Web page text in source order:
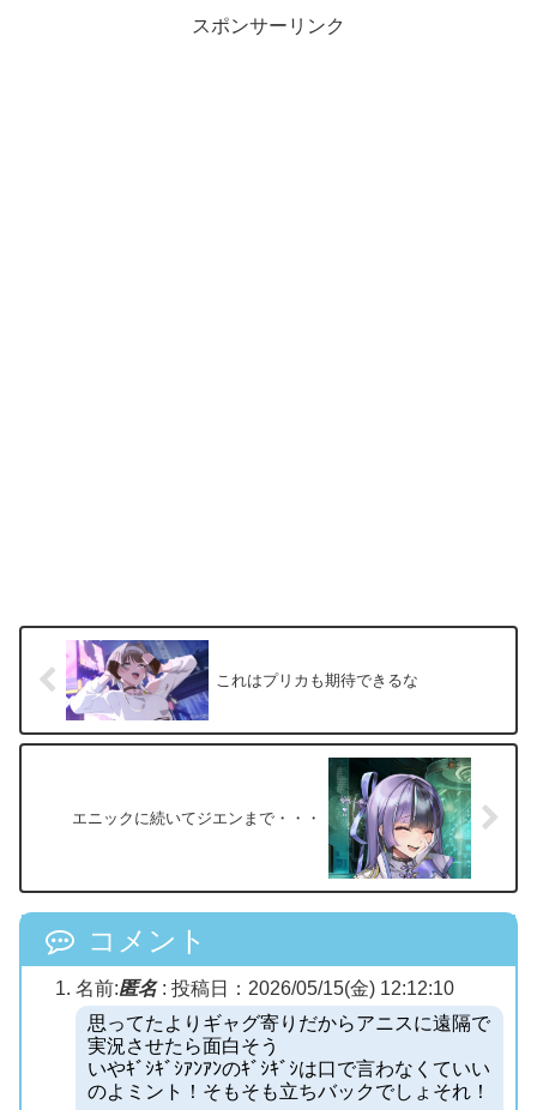
スポンサーリンク
これはプリカも期待できるな
エニックに続いてジエンまで・・・
コメント
名前:匿名: 投稿日：2026/05/15(金) 12:12:10
思ってたよりギャグ寄りだからアニスに遠隔で
実況させたら面白そう
いやｷﾞｼｷﾞｼｱﾝｱﾝのｷﾞｼｷﾞｼは口で言わなくていい
のよミント！そもそも立ちバックでしょそれ！